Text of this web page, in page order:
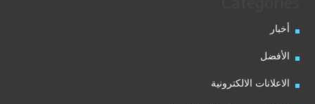
أخبار
الأفضل
الاعلانات الالكترونية